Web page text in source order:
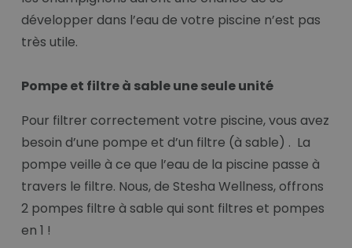
développer dans l’eau de votre piscine n’est pas
très utile.
Pompe et filtre à sable une seule unité
Pour filtrer correctement votre piscine, vous avez
besoin d’une pompe et d’un filtre (à sable) . La
pompe veille à ce que l’eau de la piscine passe à
travers le filtre. Nous, de Stesha Wellness, offrons
2 pompes filtre à sable qui sont filtres et pompes
en 1 !